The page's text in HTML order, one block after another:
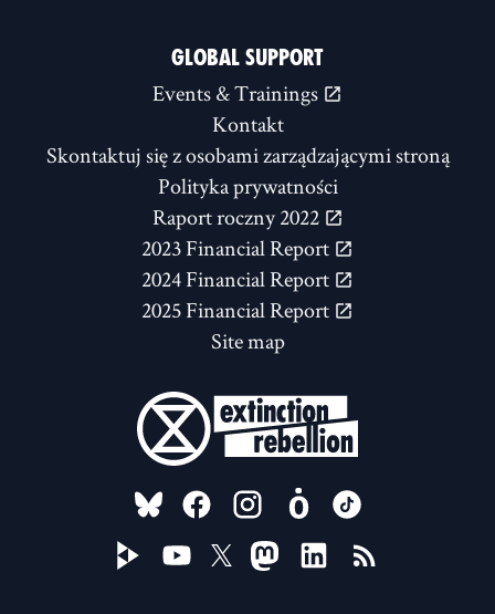
GLOBAL SUPPORT
Events & Trainings
Kontakt
Skontaktuj się z osobami zarządzającymi stroną
Polityka prywatności
Raport roczny 2022
2023 Financial Report
2024 Financial Report
2025 Financial Report
Site map
FOLLOW US ON